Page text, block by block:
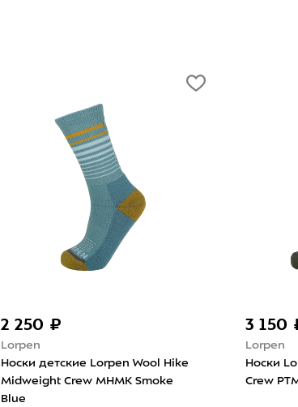
2 250 ₽
Lorpen
Носки детские Lorpen Wool Hike
Midweight Crew MHMK Smoke
Blue
3 150
Lorpen
Носки
Crew